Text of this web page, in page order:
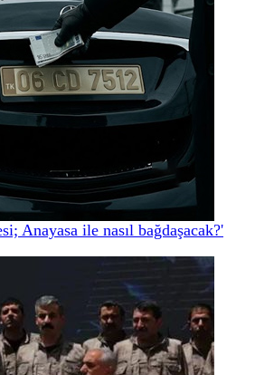
Anayasa ile nasıl bağdaşacak?'